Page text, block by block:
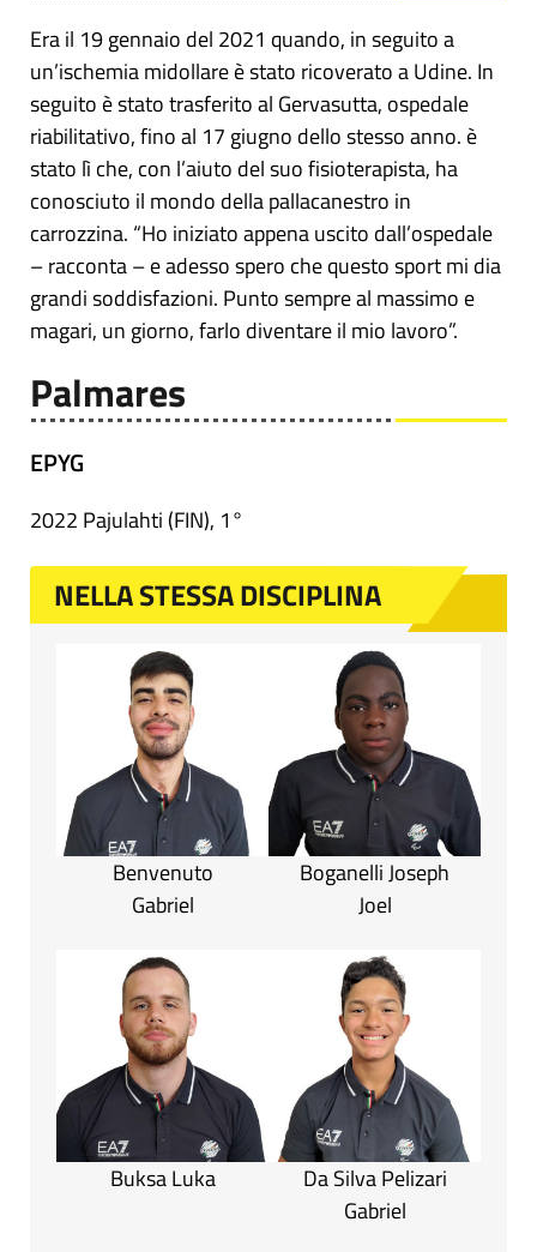
Era il 19 gennaio del 2021 quando, in seguito a
un’ischemia midollare è stato ricoverato a Udine. In
seguito è stato trasferito al Gervasutta, ospedale
riabilitativo, fino al 17 giugno dello stesso anno. è
stato lì che, con l’aiuto del suo fisioterapista, ha
conosciuto il mondo della pallacanestro in
carrozzina. “Ho iniziato appena uscito dall’ospedale
– racconta – e adesso spero che questo sport mi dia
grandi soddisfazioni. Punto sempre al massimo e
magari, un giorno, farlo diventare il mio lavoro”.
Palmares
EPYG
2022 Pajulahti (FIN), 1°
NELLA STESSA DISCIPLINA
Benvenuto
Gabriel
Boganelli Joseph
Joel
Buksa Luka
Da Silva Pelizari
Gabriel